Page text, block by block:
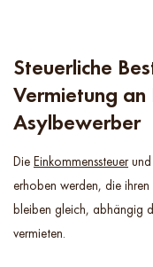
Steuerliche
Vermietung an
Asylbewerber
Die Einkommenssteuerund
erhoben werden, die
bleiben gleich, abhängig
vermieten.